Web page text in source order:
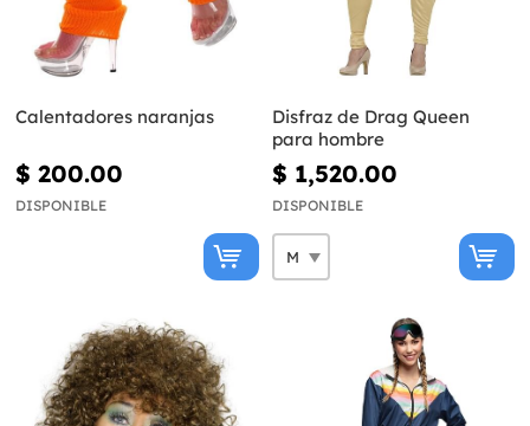
Calentadores naranjas
$ 200.00
DISPONIBLE
Disfraz de Drag Queen
para hombre
$ 1,520.00
DISPONIBLE